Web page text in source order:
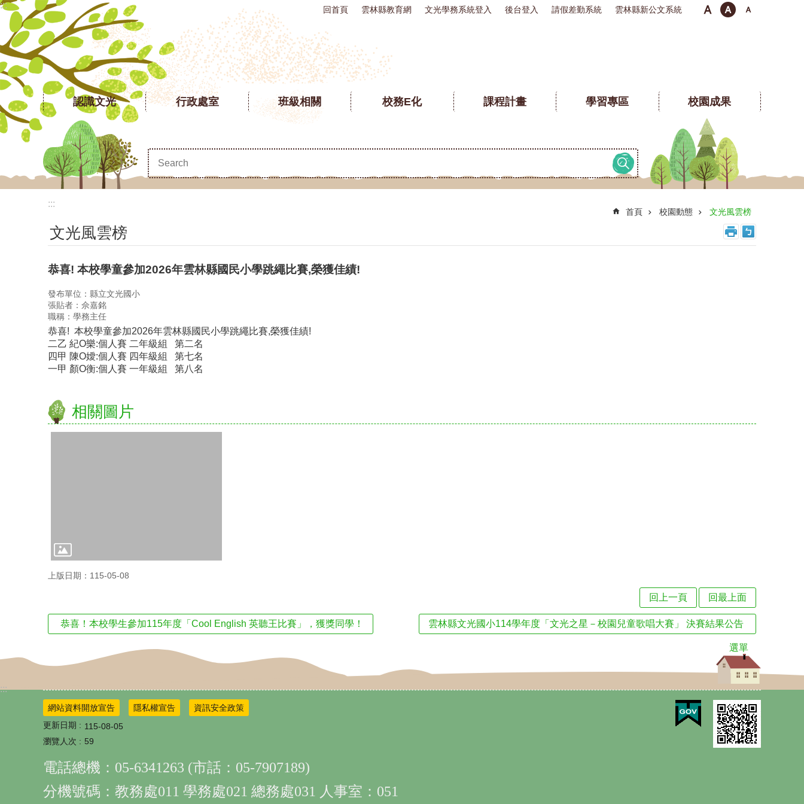
跳到主要內容區塊
::: 回首頁 雲林縣教育網 文光學務系統登入 後台登入 請假差勤系統 雲林縣新公文系統
認識文光 行政處室 班級相關 校務E化 課程計畫 學習專區 校園成果
:::
首頁 校園動態 文光風雲榜
文光風雲榜
恭喜! 本校學童參加2026年雲林縣國民小學跳繩比賽,榮獲佳績!
發布單位：縣立文光國小
張貼者：佘嘉銘
職稱：學務主任
恭喜! 本校學童參加2026年雲林縣國民小學跳繩比賽,榮獲佳績!
二乙 紀O樂:個人賽 二年級組 第二名
四甲 陳O嬡:個人賽 四年級組 第七名
一甲 顏O衡:個人賽 一年級組 第八名
相關圖片
上版日期：115-05-08
回上一頁 回最上面
恭喜！本校學生參加115年度「Cool English 英聽王比賽」，獲獎同學！ 雲林縣文光國小114學年度「文光之星－校園兒童歌唱大賽」 決賽結果公告
選單
:::
網站資料開放宣告 隱私權宣告
資訊安全政策
更新日期
115-08-05
瀏覽人次
59
電話總機：05-6341263 (市話：05-7907189)
分機號碼：教務處011 學務處021 總務處031 人事室：051